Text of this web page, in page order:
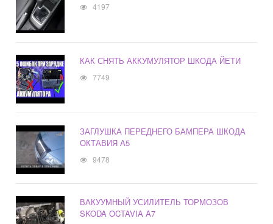
4197
КАК СНЯТЬ АККУМУЛЯТОР ШКОДА ЙЕТИ
7749
ЗАГЛУШКА ПЕРЕДНЕГО БАМПЕРА ШКОДА
ОКТАВИЯ А5
9478
ВАКУУМНЫЙ УСИЛИТЕЛЬ ТОРМОЗОВ
SKODA OCTAVIA A7